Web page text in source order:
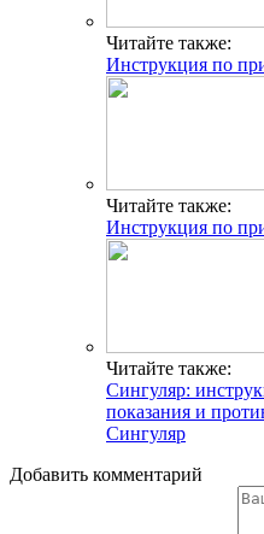
Читайте также:
Инструкция по
Читайте также:
Инструкция по
Читайте также:
Сингуляр:
показания и
Сингуляр
Добавить комментарий